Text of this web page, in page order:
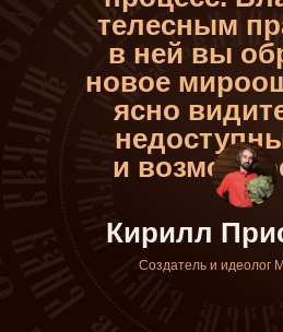
Создатель и идеолог
Кирилл
телесным
в ней вы
новое
ясно
и